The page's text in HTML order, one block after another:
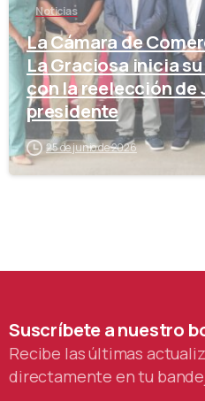
Noticias
La Cámara de
La Graciosa inicia
con la reelección de
presidente
25 de junio de 2026
Suscríbeteanuestro
Recibe las últimas
directamente en tu